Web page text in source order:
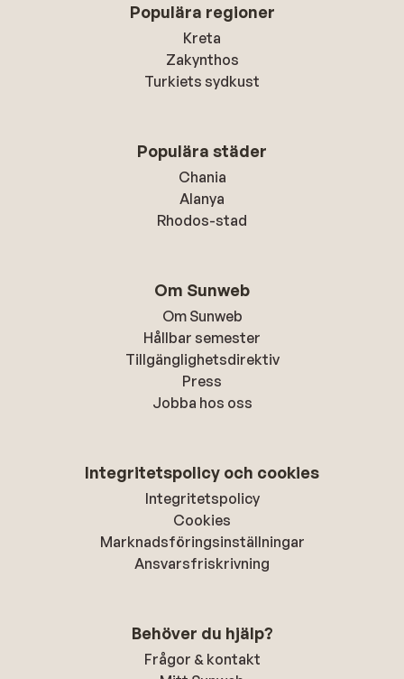
Populära regioner
Kreta
Zakynthos
Turkiets sydkust
Populära städer
Chania
Alanya
Rhodos-stad
Om Sunweb
Om Sunweb
Hållbar semester
Tillgänglighetsdirektiv
Press
Jobba hos oss
Integritetspolicy och cookies
Integritetspolicy
Cookies
Marknadsföringsinställningar
Ansvarsfriskrivning
Behöver du hjälp?
Frågor & kontakt